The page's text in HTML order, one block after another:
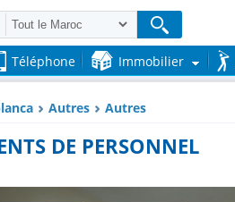
Téléphone Immobilier
Autres Autres
DE PERSONNEL